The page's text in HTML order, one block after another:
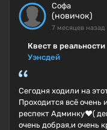
Софа
(новичок)
7 месяцев назад
Квест в реальности
Уэнсдей
Сегодня ходили на
Проходится всё очень
респект Админку❤️(
очень добрая,и очень